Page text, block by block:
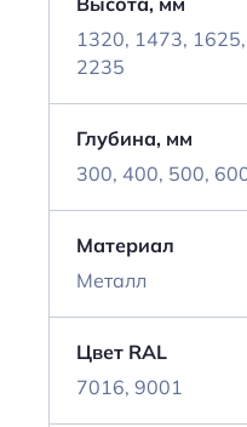
1320, 1473,
2235
Глубина, мм
300, 400, 500,
Материал
Металл
Цвет RAL
7016, 9001